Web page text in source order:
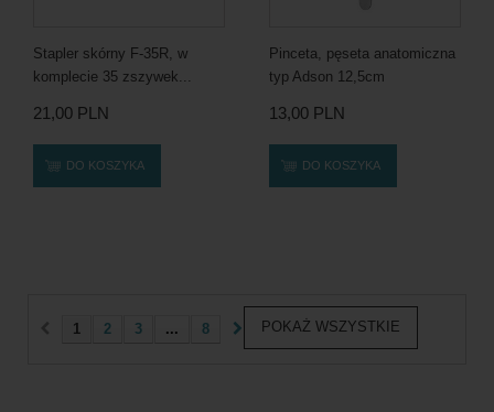
Stapler skórny F-35R, w
komplecie 35 zszywek...
21,00 PLN
DO KOSZYKA
Pinceta, pęseta anatomiczna
typ Adson 12,5cm
13,00 PLN
DO KOSZYKA
POKAŻ WSZYSTKIE
1 2 3 ... 8